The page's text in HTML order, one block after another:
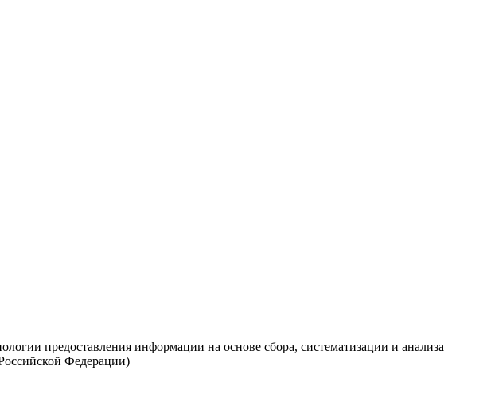
предоставления информации на основе сбора, систематизации и анализа
Федерации)